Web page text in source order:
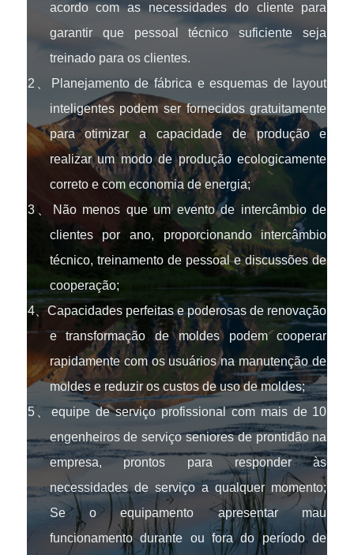
acordo com as necessidades do cliente para
garantir que pessoal técnico suficiente seja
treinado para os clientes.
2、Planejamento de fábrica e esquemas de layout
inteligentes podem ser fornecidos gratuitamente
para otimizar a capacidade de produção e
realizar um modo de produção ecologicamente
correto e com economia de energia;
3、Não menos que um evento de intercâmbio de
clientes por ano, proporcionando intercâmbio
técnico, treinamento de pessoal e discussões de
cooperação;
4、Capacidades perfeitas e poderosas de renovação
e transformação de moldes podem cooperar
rapidamente com os usuários na manutenção de
moldes e reduzir os custos de uso de moldes;
5、equipe de serviço profissional com mais de 10
engenheiros de serviço seniores de prontidão na
empresa, prontos para responder às
necessidades de serviço a qualquer momento;
Se o equipamento apresentar mau
funcionamento durante ou fora do período de